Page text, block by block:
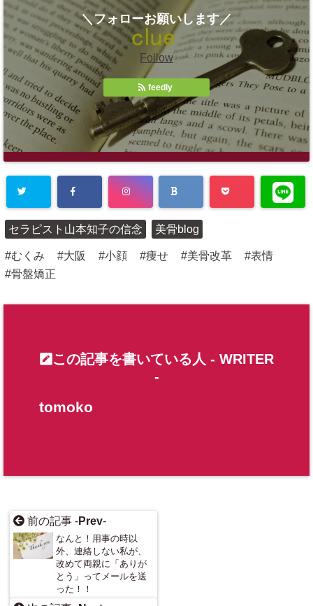
＼フォローお願いします／
Follow
feedly
セラピスト山本知子の信念 美骨blog
むくみ 大阪 小顔 痩せ 美骨改革
表情
骨盤矯正
この記事を書いている人 - WRITER
-
tomoko
前の記事 -Prev-
なんと！用事の時以
外、連絡しない私が、
改めて両親に「ありが
とう」ってメールを送
った！！